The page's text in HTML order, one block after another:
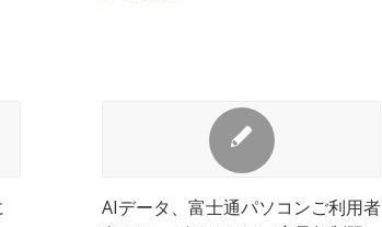
AIデータ、富士通パソコンご利用者